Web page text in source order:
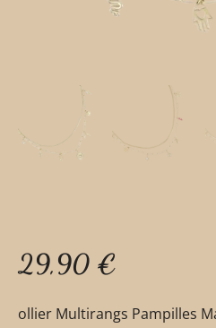
29,90 €
ollier Multirangs Pampilles